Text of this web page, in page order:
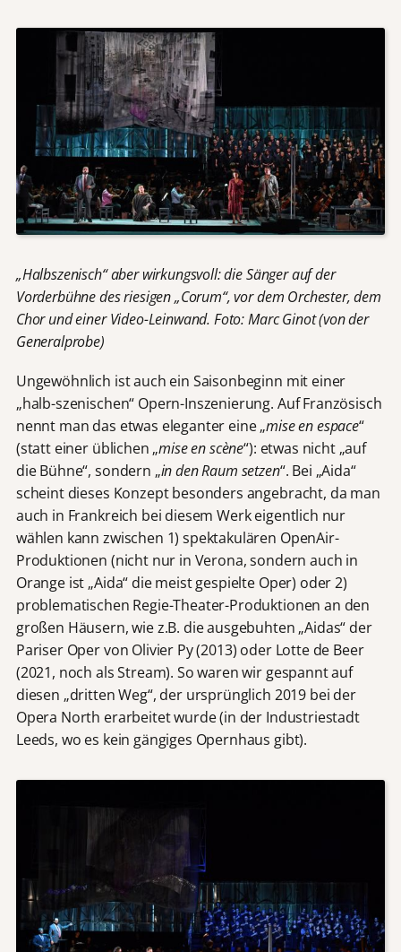
„Halbszenisch“ aber wirkungsvoll: die Sänger auf der
Vorderbühne des riesigen „Corum“, vor dem Orchester, dem
Chor und einer Video-Leinwand. Foto: Marc Ginot (von der
Generalprobe)
Ungewöhnlich ist auch ein Saisonbeginn mit einer
„halb-szenischen“ Opern-Inszenierung. Auf Französisch
nennt man das etwas eleganter eine „mise en espace“
(statt einer üblichen „mise en scène“): etwas nicht „auf
die Bühne“, sondern „in den Raum setzen“. Bei „Aida“
scheint dieses Konzept besonders angebracht, da man
auch in Frankreich bei diesem Werk eigentlich nur
wählen kann zwischen 1) spektakulären OpenAir-
Produktionen (nicht nur in Verona, sondern auch in
Orange ist „Aida“ die meist gespielte Oper) oder 2)
problematischen Regie-Theater-Produktionen an den
großen Häusern, wie z.B. die ausgebuhten „Aidas“ der
Pariser Oper von Olivier Py (2013) oder Lotte de Beer
(2021, noch als Stream). So waren wir gespannt auf
diesen „dritten Weg“, der ursprünglich 2019 bei der
Opera North erarbeitet wurde (in der Industriestadt
Leeds, wo es kein gängiges Opernhaus gibt).